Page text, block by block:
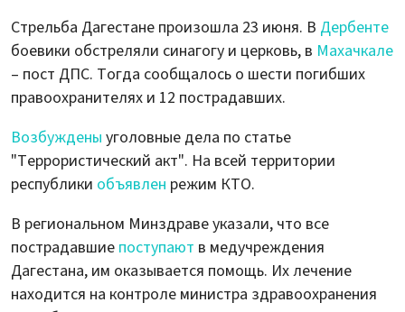
Стрельба Дагестане произошла 23 июня. В Дербенте
боевики обстреляли синагогу и церковь, в Махачкале
– пост ДПС. Тогда сообщалось о шести погибших
правоохранителях и 12 пострадавших.
Возбуждены уголовные дела по статье
"Террористический акт". На всей территории
республики объявлен режим КТО.
В региональном Минздраве указали, что все
пострадавшие поступают в медучреждения
Дагестана, им оказывается помощь. Их лечение
находится на контроле министра здравоохранения